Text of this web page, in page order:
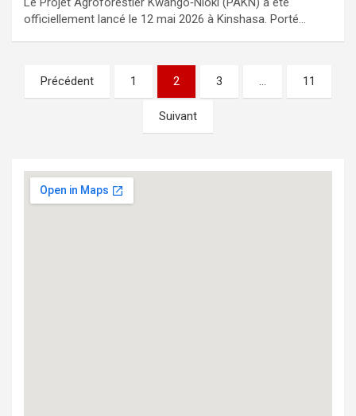
officiellement lancé le 12 mai 2026 à Kinshasa. Porté…
Navigation
des
Précédent 1 2 3 … 11
Suivant